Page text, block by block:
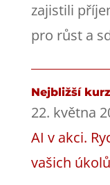
zajistili
pro růst a
Nejbližší
22. května
AI v akci.
vašich